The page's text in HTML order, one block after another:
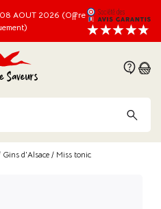
08 AOUT 2026 (Offre
Gins d'Alsace / Miss tonic